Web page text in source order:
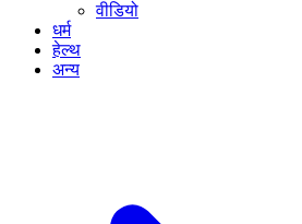
वीडियो
धर्म
हेल्थ
अन्य